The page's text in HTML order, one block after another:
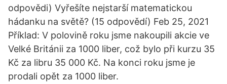
odpovědi) Vyřešíte nejstarší matematickou
hádanku na světě? (15 odpovědí) Feb 25, 2021
Příklad: V polovině roku jsme nakoupili akcie ve
Velké Británii za 1000 liber, což bylo při kurzu 35
Kč za libru 35 000 Kč. Na konci roku jsme je
prodali opět za 1000 liber.